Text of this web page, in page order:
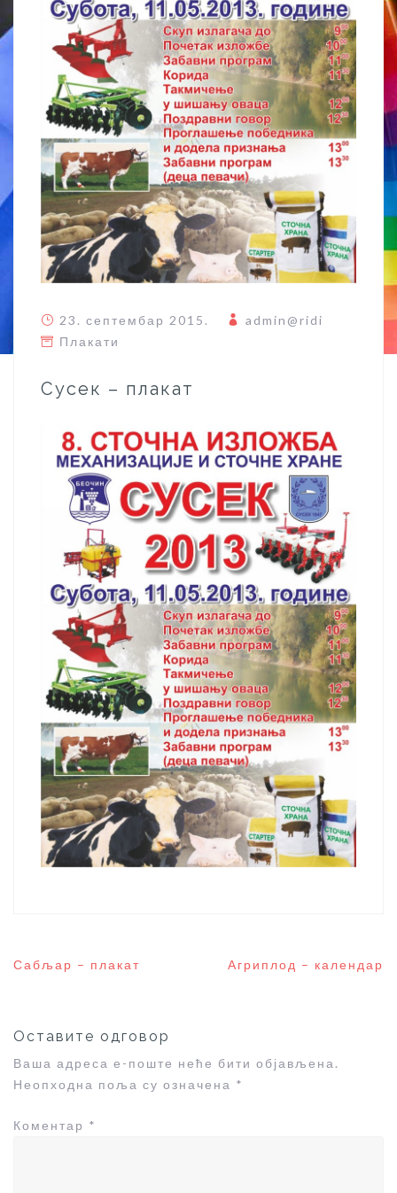
23. септембар 2015.
admin@ridi
Плакати
Сусек – плакат
Кретање
Сабљар – плакат Агриплод – календар
Оставите одговор
Ваша адреса е-поште неће бити објављена.
Неопходна поља су означена *
Коментар *